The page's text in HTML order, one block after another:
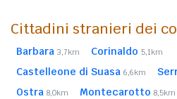
Cittadini stranieri dei
Barbara 3,7km Corinaldo 5,1km
Castelleone di Suasa 6,6km
Ostra 8,0km Montecarotto 8,5km